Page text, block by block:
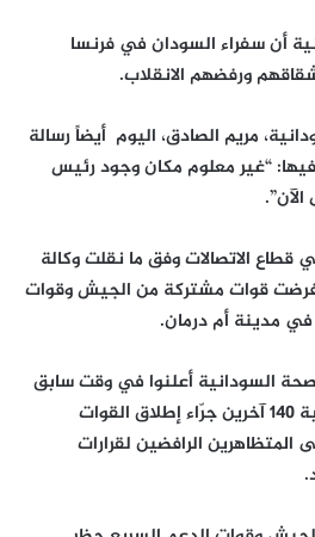
أن سفراء السودان في فرنسا
ورفضهم الانقلاب.
مريم الصادق، اليوم أيضاً رسالة
فيها: “غير معلوم مكان وجود رئيس
الاتصالات وفق ما نقلت وكالة
قوات مشتركة من الجيش وقوات
في مدينة أم درمان.
السودانية أعلنوا في وقت سابق
اليوم مقتل 7 أشخاص وإصابة 140 آخرين جرّاء إطلاق القوات
الرافضين لقرارات